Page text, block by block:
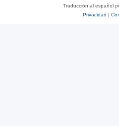
Traducción al español
Privacidad |